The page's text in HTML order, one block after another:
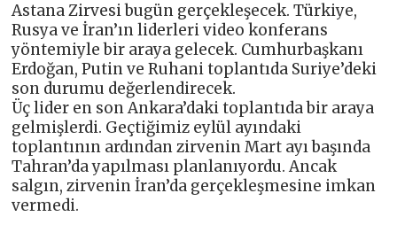
Astana Zirvesi bugün gerçekleşecek. Türkiye,
Rusya ve İran’ın liderleri video konferans
yöntemiyle bir araya gelecek. Cumhurbaşkanı
Erdoğan, Putin ve Ruhani toplantıda Suriye’deki
son durumu değerlendirecek.
Üç lider en son Ankara’daki toplantıda bir araya
gelmişlerdi. Geçtiğimiz eylül ayındaki
toplantının ardından zirvenin Mart ayı başında
Tahran’da yapılması planlanıyordu. Ancak
salgın, zirvenin İran’da gerçekleşmesine imkan
vermedi.